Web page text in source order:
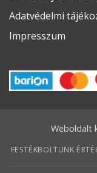
Adatvédelmi
Impresszum
Weboldalt
FESTÉKBOLTUNK